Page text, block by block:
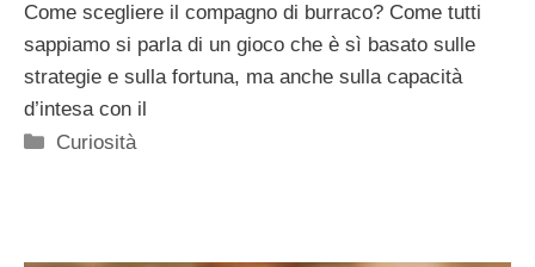
Come scegliere il compagno di burraco? Come tutti
sappiamo si parla di un gioco che è sì basato sulle
strategie e sulla fortuna, ma anche sulla capacità
d’intesa con il
Categorie
Curiosità